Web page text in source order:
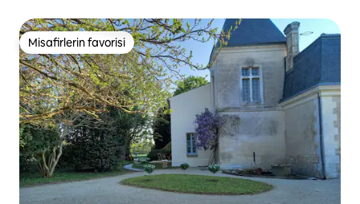
Misafirlerin favorisi
Misafirlerin favorisi